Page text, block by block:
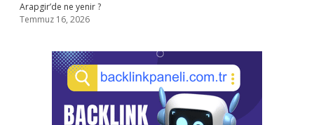
Arapgir’de ne yenir ?
Temmuz 16, 2026